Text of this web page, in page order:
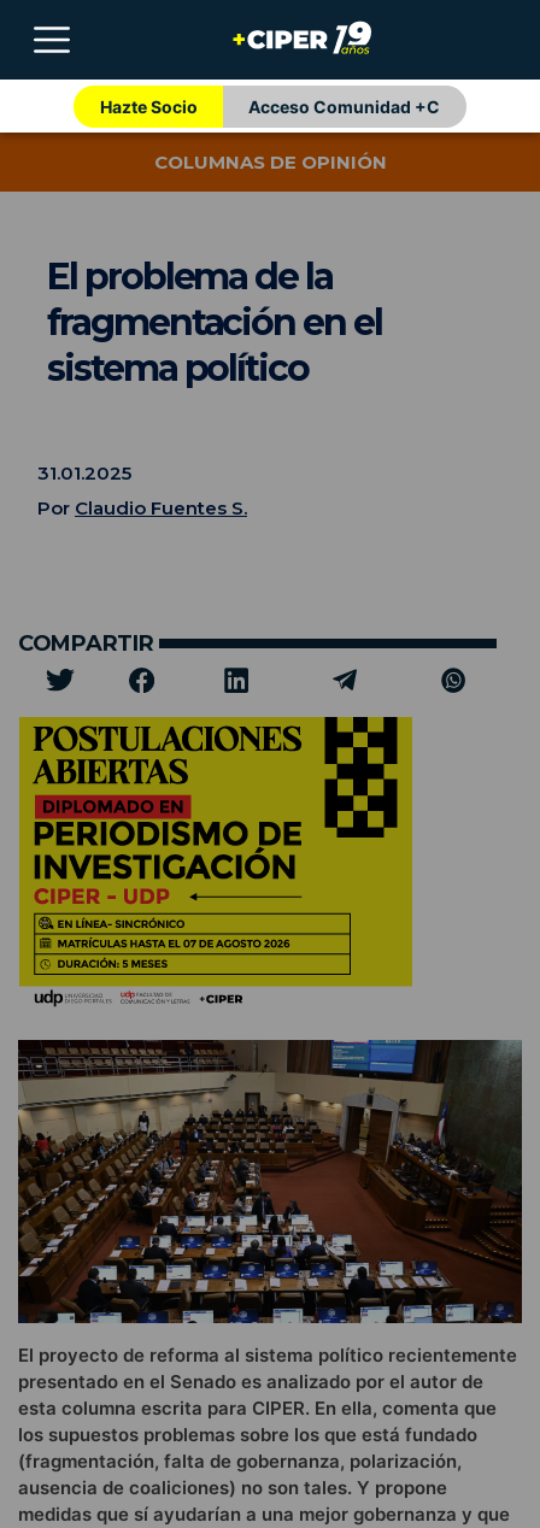
Hazte Socio Acceso Comunidad +C
COLUMNAS DE OPINIÓN
El problema de la
fragmentación en el
sistema político
31.01.2025
Por Claudio Fuentes S.
COMPARTIR
El proyecto de reforma al sistema político recientemente
presentado en el Senado es analizado por el autor de
esta columna escrita para CIPER. En ella, comenta que
los supuestos problemas sobre los que está fundado
(fragmentación, falta de gobernanza, polarización,
ausencia de coaliciones) no son tales. Y propone
medidas que sí ayudarían a una mejor gobernanza y que